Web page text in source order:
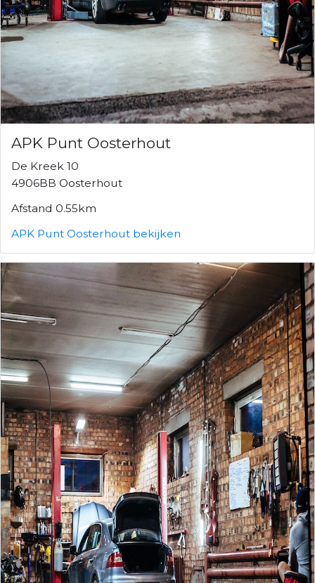
APK Punt Oosterhout
De Kreek 10
4906BB Oosterhout
Afstand 0.55km
APK Punt Oosterhout bekijken